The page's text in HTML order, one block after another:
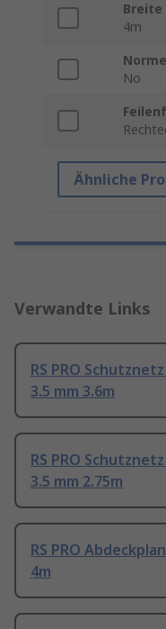
Breite
4m
No
Ähnliche
Verwandte Links
RS PRO
3.5 mm 3.6m
RS PRO
3.5 mm 2.75m
RS PRO
4m